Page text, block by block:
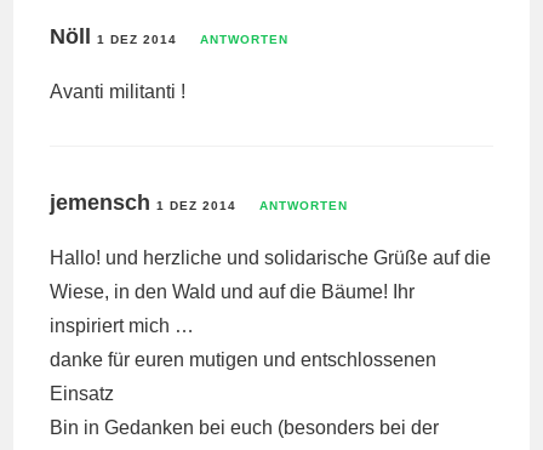
Nöll 1 DEZ 2014 ANTWORTEN
Avanti militanti !
jemensch1 DEZ 2014 ANTWORTEN
Hallo! und herzliche und solidarische Grüße auf die
Wiese, in den Wald und auf die Bäume! Ihr
inspiriert mich …
danke für euren mutigen und entschlossenen
Einsatz
Bin in Gedanken bei euch (besonders bei der